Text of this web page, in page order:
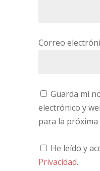
Correo
Guarda mi
electrónico y
para la próxima
He leído y
Privacidad.